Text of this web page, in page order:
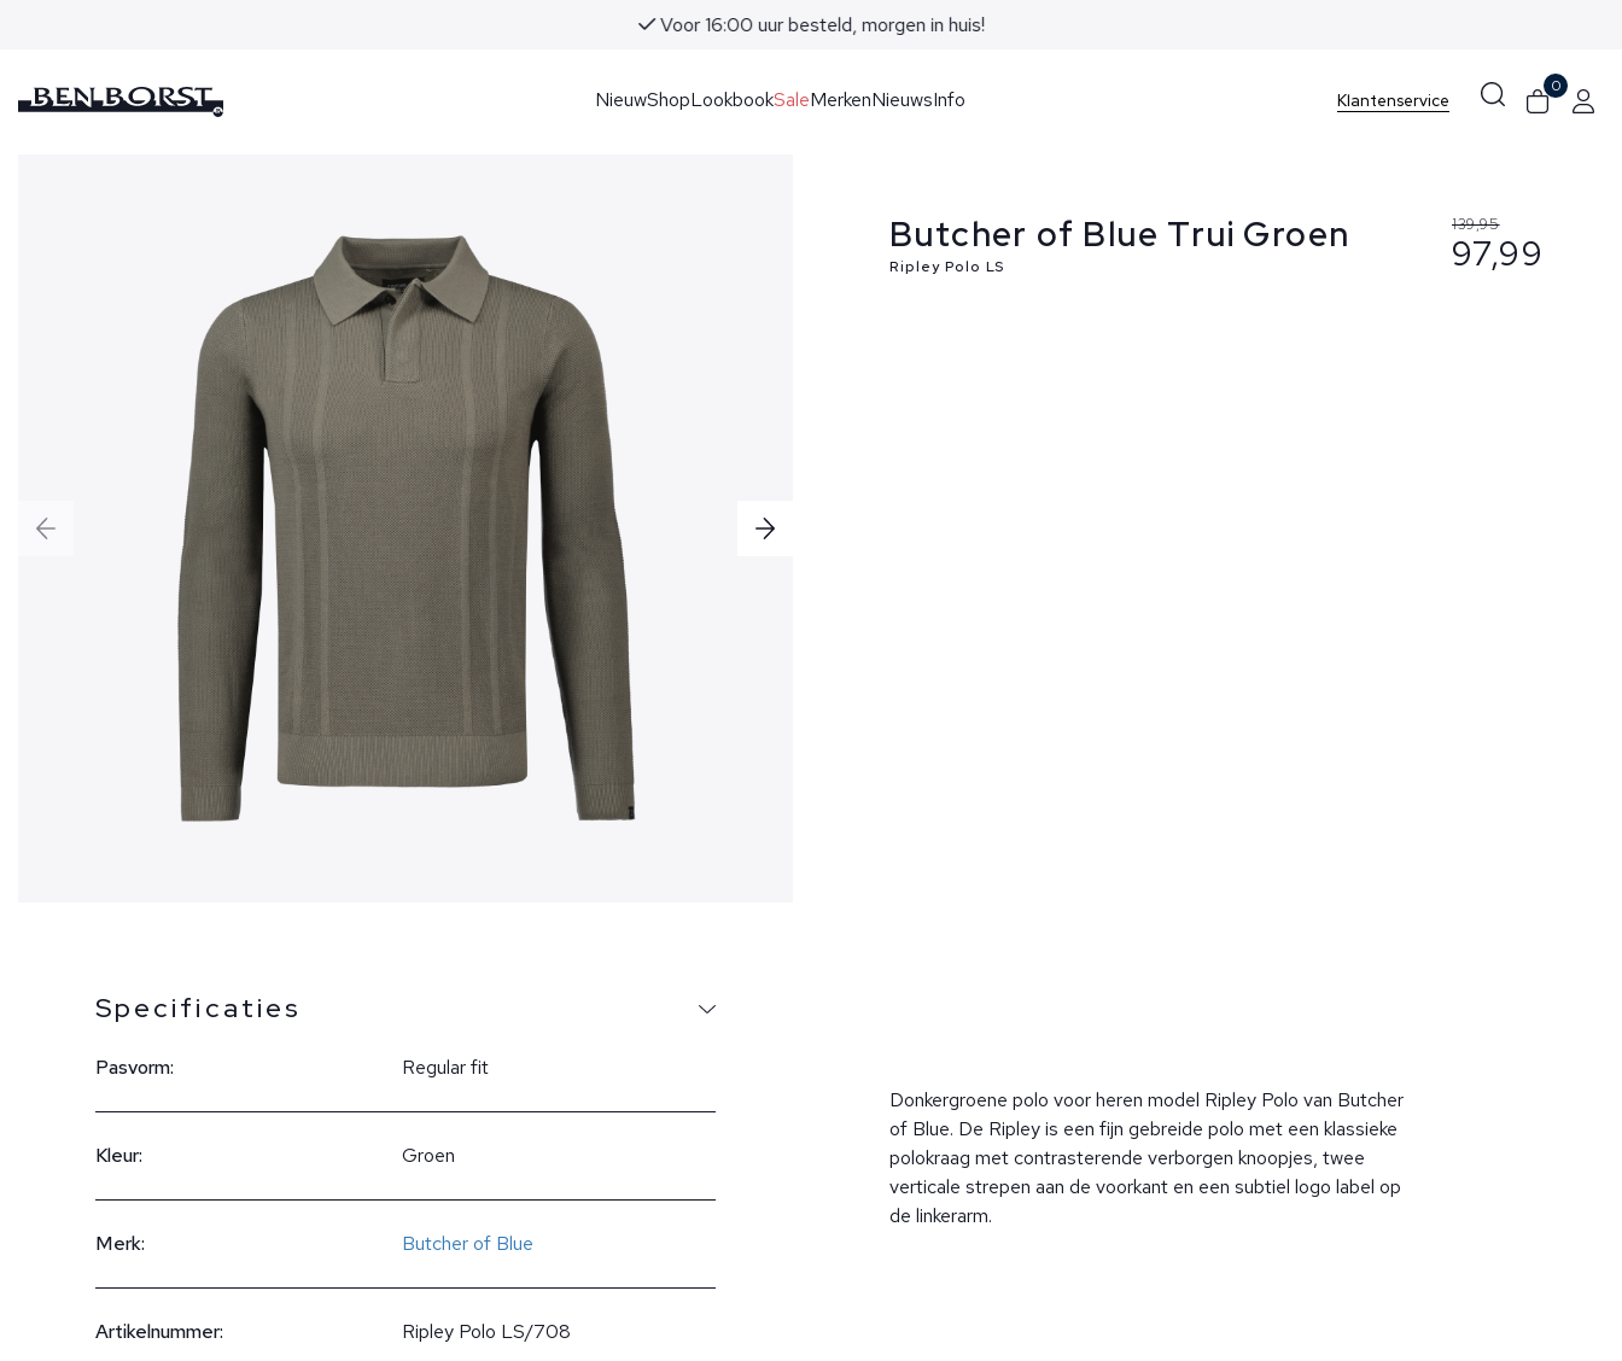
Voor 16:00 uur besteld, morgen in huis!
NieuwShopLookbookSaleMerkenNieuwsInfo Klantenservice
0
Specificaties
Pasvorm: Regular fit
Kleur: Groen
Merk: Butcher of Blue
Artikelnummer: Ripley Polo LS/708
Butcher of Blue Trui Groen
Ripley Polo LS
Donkergroene polo voor heren model Ripley Polo van Butcher
of Blue. De Ripley is een fijn gebreide polo met een klassieke
polokraag met contrasterende verborgen knoopjes, twee
verticale strepen aan de voorkant en een subtiel logo label op
de linkerarm.
139,95
97,99